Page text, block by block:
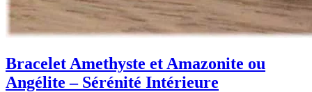
Bracelet Amethyste et Amazonite ou
Angélite – Sérénité Intérieure